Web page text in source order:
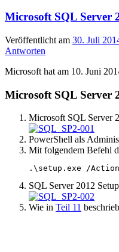
Microsoft SQL Server
Veröffentlicht am 30. Juli
Antworten
Microsoft hat am 10. Juni
Microsoft SQL Server
Microsoft SQL Server
PowerShell als
Mit folgendem Befehl
.\setup.exe /
SQL Server 2012
Wie in Teil 11